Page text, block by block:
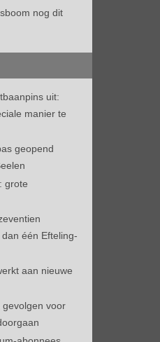
nog dit
uit:
manier te
geopend
grote
één Efteling-
aan nieuwe
gevolgen voor